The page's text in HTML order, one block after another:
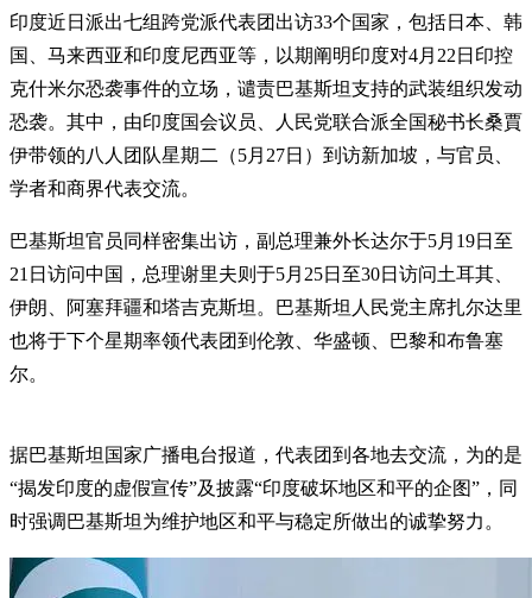
印度近日派出七组跨党派代表团出访33个国家，包括日本、韩
国、马来西亚和印度尼西亚等，以期阐明印度对4月22日印控
克什米尔恐袭事件的立场，谴责巴基斯坦支持的武装组织发动
恐袭。其中，由印度国会议员、人民党联合派全国秘书长桑賈
伊带领的八人团队星期二（5月27日）到访新加坡，与官员、
学者和商界代表交流。
巴基斯坦官员同样密集出访，副总理兼外长达尔于5月19日至
21日访问中国，总理谢里夫则于5月25日至30日访问土耳其、
伊朗、阿塞拜疆和塔吉克斯坦。巴基斯坦人民党主席扎尔达里
也将于下个星期率领代表团到伦敦、华盛顿、巴黎和布鲁塞
尔。
据巴基斯坦国家广播电台报道，代表团到各地去交流，为的是
“揭发印度的虚假宣传”及披露“印度破坏地区和平的企图”，同
时强调巴基斯坦为维护地区和平与稳定所做出的诚挚努力。